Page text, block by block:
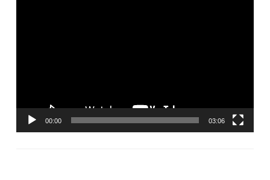
00:00 03:06